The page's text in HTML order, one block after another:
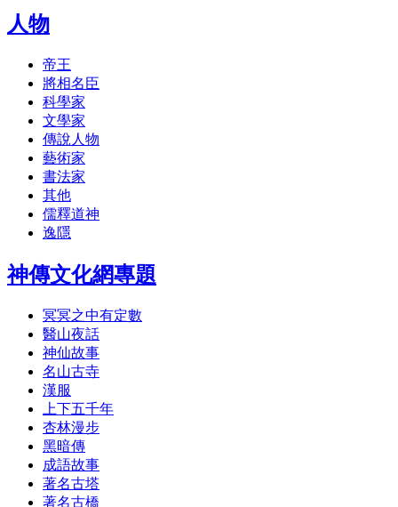
人物
帝王
將相名臣
科學家
文學家
傳說人物
藝術家
書法家
其他
儒釋道神
逸隱
神傳文化網專題
冥冥之中有定數
醫山夜話
神仙故事
名山古寺
漢服
上下五千年
杏林漫步
黑暗傳
成語故事
著名古塔
著名古橋